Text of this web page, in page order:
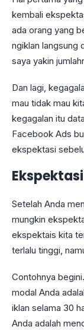
kembali
ada orang yang
ngiklan langsung
saya yakin
Dan lagi,
mau tidak mau
kegagalan itu
Facebook Ads
ekspektasi
Setelah Anda
mungkin
ekspektais kita
terlalu tinggi,
Contohnya
modal Anda
iklan selama 30
Anda adalah